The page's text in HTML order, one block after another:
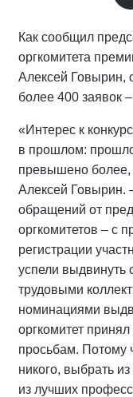
Как сообщил
оргкомитета
Алексей Говырин,
более 400 заявок
«Интерес к
в прошлом:
превышено более,
Алексей Говырин.
обращений от
оргкомитетов – с
регистрации
успели выдвинуть
трудовыми
номинациями
оргкомитет
просьбам. Потому
никого, выбрать
из лучших